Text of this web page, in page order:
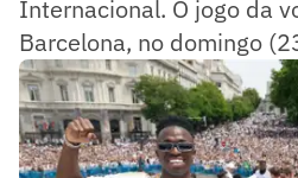
Internacional. O jogo da
Barcelona, no domingo